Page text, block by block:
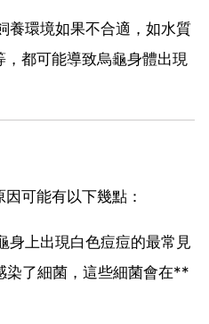
養環境如果不合適，如水質
都可能導致烏龜身體出現
可能有以下幾點：
身上出現白色痘痘的最常見
染了細菌，這些細菌會在**